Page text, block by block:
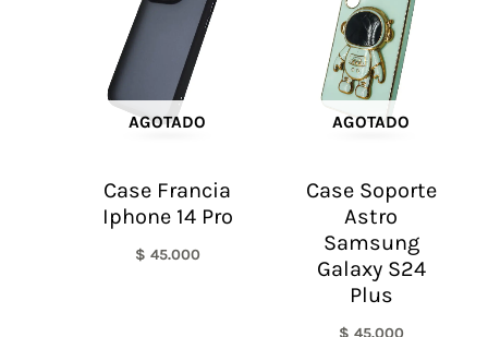
AGOTADO
Case Francia
Iphone 14 Pro
$ 45.000
AGOTADO
Case Soporte
Astro
Samsung
Galaxy S24
Plus
$ 45.000